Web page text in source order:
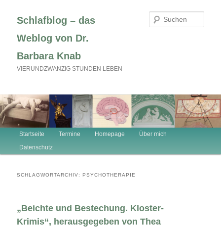
Inhalt
InhaltSchlafblog – das
Weblog von Dr.
Barbara Knab
VIERUNDZWANZIG STUNDEN LEBEN
Hauptmenü
Startseite Termine Homepage
Über mich
Datenschutz
SCHLAGWORTARCHIV:PSYCHOTHERAPIE
„Beichte und Bestechung. Kloster-
Krimis“, herausgegeben von Thea